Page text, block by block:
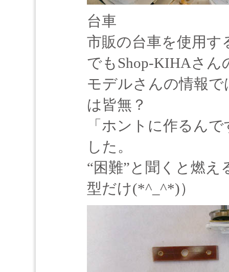
台車
市販の台車を使用
でもShop-KIHAさ
モデルさんの情報
は皆無？
「ホントに作るん
した。
“困難”と聞くと燃
型だけ(*^_^*)）